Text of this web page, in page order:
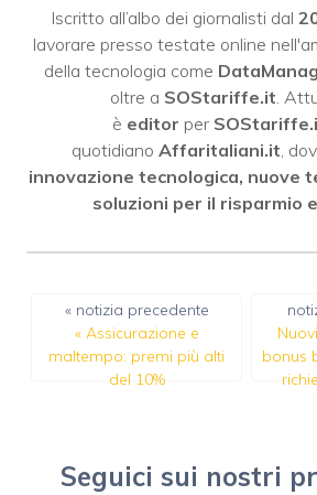
Iscritto all’albo dei giornalisti dal
lavorare presso testate online
della tecnologia come
oltre a SOStariffe.it.
è editor per
quotidiano Affaritaliani.it,
innovazione tecnologica, nuove
soluzioni per il risparmio
« notizia precedente
« Assicurazione e
maltempo: premi più alti
del 10%
bonus
Seguici sui nostri